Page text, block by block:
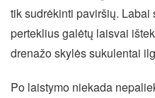
tik sudrėkinti paviršių. Labai
perteklius galėtų laisvai
drenažo skylės sukulentai
Po laistymo niekada